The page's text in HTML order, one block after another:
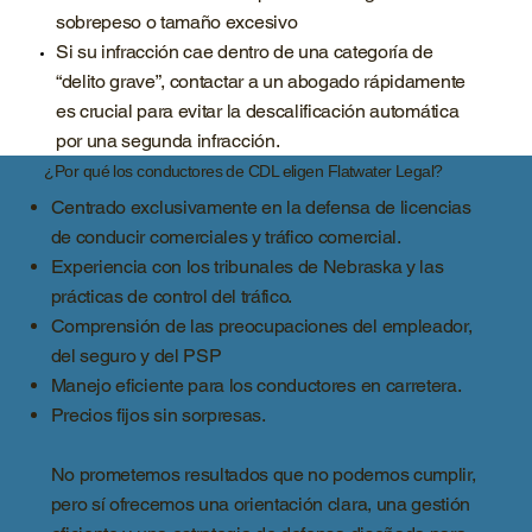
sobrepeso o tamaño excesivo
Si su infracción cae dentro de una categoría de
“delito grave”, contactar a un abogado rápidamente
es crucial para evitar la descalificación automática
por una segunda infracción.
¿Por qué los conductores de CDL eligen Flatwater Legal?
Centrado exclusivamente en la defensa de licencias
de conducir comerciales y tráfico comercial.
Experiencia con los tribunales de Nebraska y las
prácticas de control del tráfico.
Comprensión de las preocupaciones del empleador,
del seguro y del PSP
Manejo eficiente para los conductores en carretera.
Precios fijos sin sorpresas.
No prometemos resultados que no podemos cumplir,
pero sí ofrecemos una orientación clara, una gestión